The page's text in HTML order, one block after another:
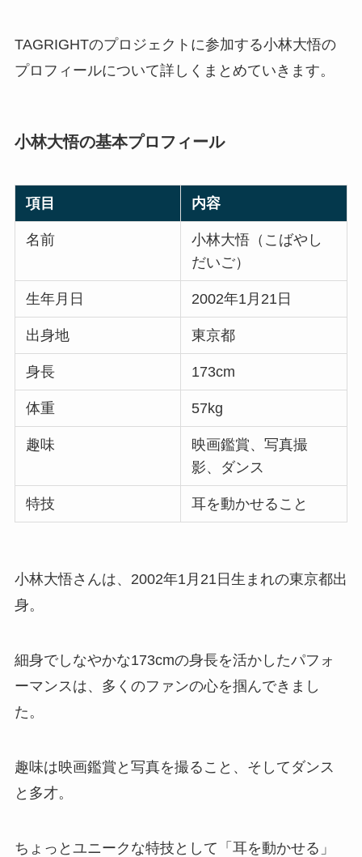
TAGRIGHTのプロジェクトに参加する小林大悟の
プロフィールについて詳しくまとめていきます。
小林大悟の基本プロフィール
項目 内容
名前
小林大悟（こばやし
だいご）
生年月日 2002年1月21日
出身地 東京都
身長 173cm
体重 57kg
趣味
映画鑑賞、写真撮
影、ダンス
特技 耳を動かせること
小林大悟さんは、2002年1月21日生まれの東京都出
身。
細身でしなやかな173cmの身長を活かしたパフォ
ーマンスは、多くのファンの心を掴んできまし
た。
趣味は映画鑑賞と写真を撮ること、そしてダンス
と多才。
ちょっとユニークな特技として「耳を動かせる」